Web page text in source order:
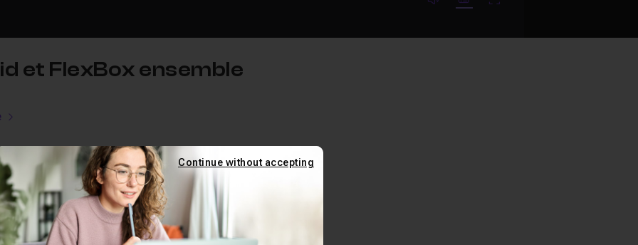
mute video
SubtitlesFullscreen
et FlexBox ensemble